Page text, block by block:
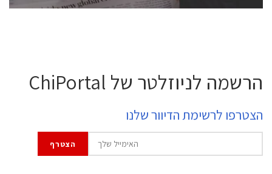
הרשמה לניוזלטר של ChiPortal
הצטרפו לרשימת הדיוור שלנו